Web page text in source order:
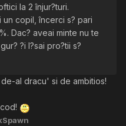
la 2 înjur?turi.
un copil, încerci s? pari
Dac? aveai minte nu te
?i l?sai pro?tii s?
al dracu' si de ambitios!